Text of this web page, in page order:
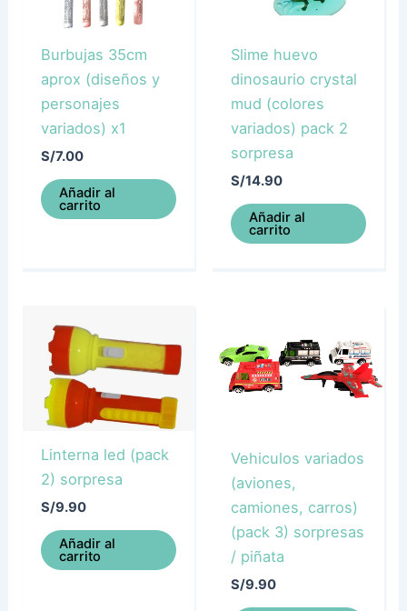
Burbujas 35cm
aprox (diseños y
personajes
variados) x1
S/7.00
Añadir al
carrito
Slime huevo
dinosaurio crystal
mud (colores
variados) pack 2
sorpresa
S/14.90
Añadir al
carrito
Linterna led (pack
2) sorpresa
S/9.90
Añadir al
carrito
Vehiculos variados
(aviones,
camiones, carros)
(pack 3) sorpresas
/ piñata
S/9.90